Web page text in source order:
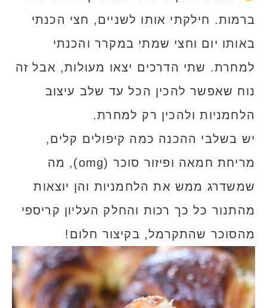
ברמות. חילקתי אותו לשניים, חצי הכנתי
באותו יום וחצי שמתי במקרר והכנתי
למחרת. שתי הדרכים יצאו מעולות, אבל זה
נוח שאפשר להכין הכל עד שלב עיצוב
הלחמניות ולהכין רק למחרת.
יש בשלבי ההכנה כמה קיפולים קלים,
מריחת חמאה ופיזור סוכר (omg), מה
שמשדרג ממש את הלחמניות והן יוצאות
מהתנור כל כך רכות והחלק העליון קריספי
מהסוכר שהתקרמל, בקיצור חלום!